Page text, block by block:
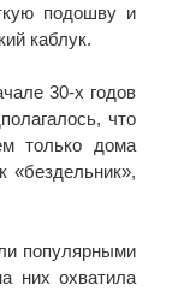
подошву и
каблук.
30-х годов
что
только дома
«бездельник»,
популярными
них охватила